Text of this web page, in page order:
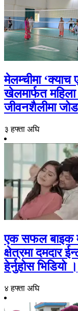
मेलम्चीमा ‘क्याच
खेलमार्फत
जीवनशैलीमा जोड
३ हफ्ता अघि
एक सफल बाइक
क्षेत्रमा दमदार
हेर्नुहोस भिडियो ।
४ हफ्ता अघि